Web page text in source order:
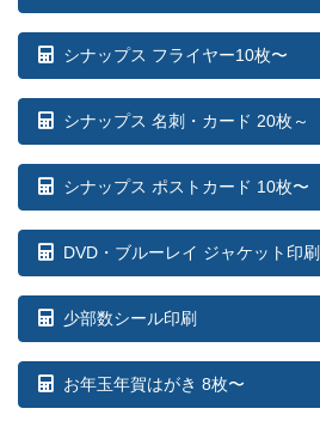
シナップス フライヤー10枚〜
シナップス 名刺・カード 20枚～
シナップス ポストカード 10枚〜
DVD・ブルーレイ ジャケット印
少部数シール印刷
お年玉年賀はがき 8枚〜